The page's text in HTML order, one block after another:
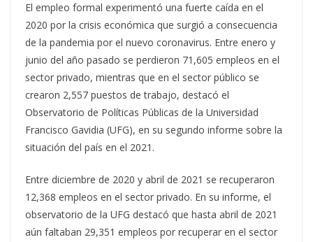
El empleo formal experimentó una fuerte caída en el
2020 por la crisis económica que surgió a consecuencia
de la pandemia por el nuevo coronavirus. Entre enero y
junio del año pasado se perdieron 71,605 empleos en el
sector privado, mientras que en el sector público se
crearon 2,557 puestos de trabajo, destacó el
Observatorio de Políticas Públicas de la Universidad
Francisco Gavidia (UFG), en su segundo informe sobre la
situación del país en el 2021.
Entre diciembre de 2020 y abril de 2021 se recuperaron
12,368 empleos en el sector privado. En su informe, el
observatorio de la UFG destacó que hasta abril de 2021
aún faltaban 29,351 empleos por recuperar en el sector